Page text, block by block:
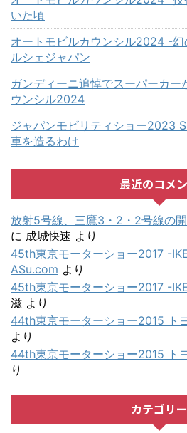
いた頃
オートモビルカウンシル2024 -幻
ルシェジャパン
ガンディーニ追悼でスーパーカー
ウンシル2024
ジャパンモビリティショー2023
車を造るわけ
最近のコメ
放射5号線、三鷹3・2・2号線の
に 成城快速 より
45th東京モーターショー2017 -
ASu.com より
45th東京モーターショー2017 -
滋 より
44th東京モーターショー2015 ト
より
44th東京モーターショー2015 ト
り
カテゴリー